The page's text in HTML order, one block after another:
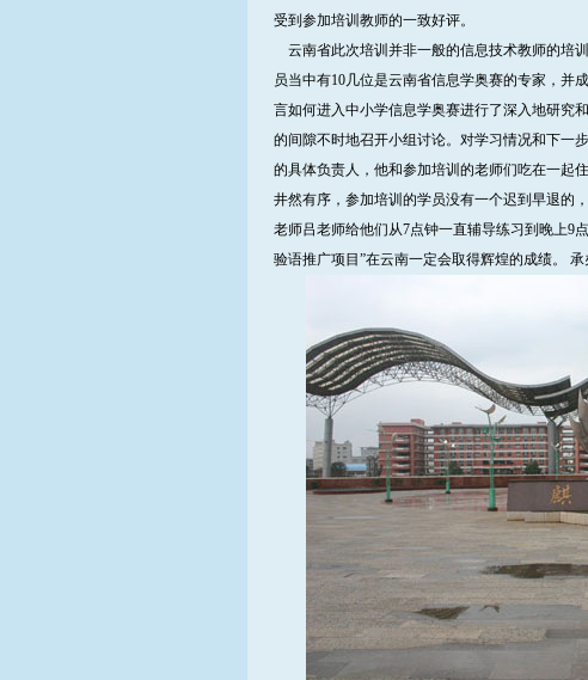
受到参加培训教师的一致好评。
云南省此次培训并非一般的信息技术教师的培
员当中有10几位是云南省信息学奥赛的专家，并
言如何进入中小学信息学奥赛进行了深入地研究
的间隙不时地召开小组讨论。对学习情况和下一
的具体负责人，他和参加培训的老师们吃在一起
井然有序，参加培训的学员没有一个迟到早退的
老师吕老师给他们从7点钟一直辅导练习到晚上9
验语推广项目”在云南一定会取得辉煌的成绩。